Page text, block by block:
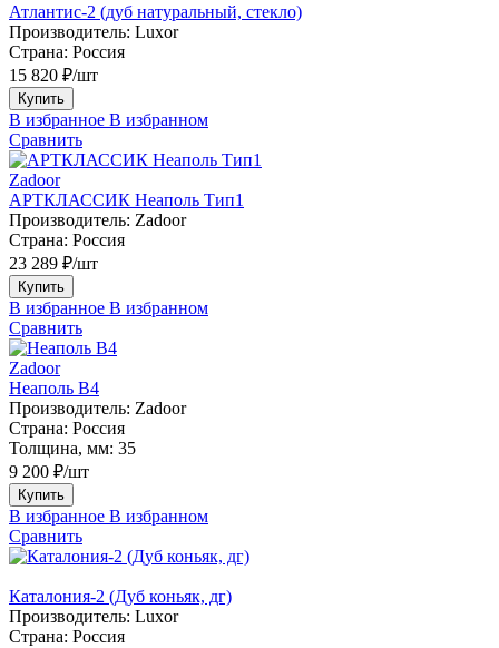
Атлантис-2 (дуб натуральный, стекло)
Производитель: Luxor
Страна: Россия
15 820 ₽/шт
Купить
В избранное В избранном
Сравнить
Zadoor
АРТКЛАССИК Неаполь Тип1
Производитель: Zadoor
Страна: Россия
23 289 ₽/шт
Купить
В избранное В избранном
Сравнить
Zadoor
Неаполь В4
Производитель: Zadoor
Страна: Россия
Толщина, мм: 35
9 200 ₽/шт
Купить
В избранное В избранном
Сравнить
Каталония-2 (Дуб коньяк, дг)
Производитель: Luxor
Страна: Россия